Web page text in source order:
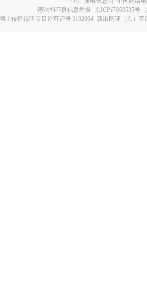
违法和不良信息举报
京ICP证060535号
网上传播视听节目许可证号 0102004 新出网证（京）